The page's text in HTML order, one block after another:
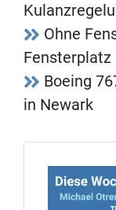
Ohne
Fensterplatz
Boeing
in Newark